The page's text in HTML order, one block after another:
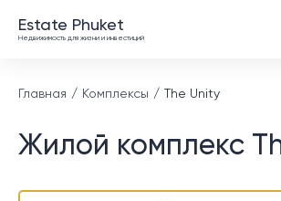
Estate Phuket
Недвижимость для жизни и инвестиций
Главная Комплексы The Unity
Жилой комплекс